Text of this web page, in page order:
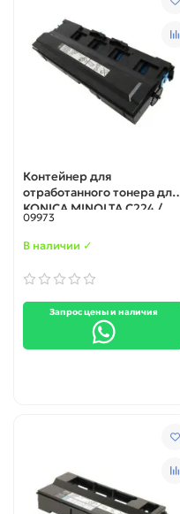
Контейнер для
отработанного тонера для
KONICA MINOLTA C224 /
C284 / C364 (A4NNWY1)
09973
В наличии ✓
Запрос цены и наличия